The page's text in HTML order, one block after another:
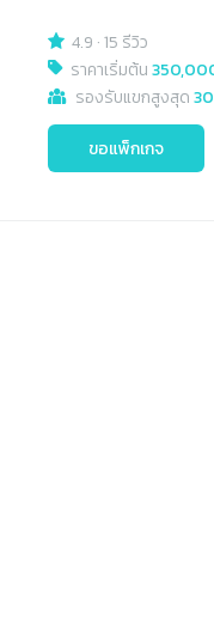
4.9 ·15 รีวิว
ราคาเริ่มต้น
รองรับแขกสูงสุด
ขอแพ็กเกจ